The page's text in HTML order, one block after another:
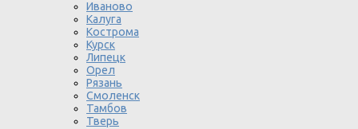
Иваново
Калуга
Кострома
Курск
Липецк
Орел
Рязань
Смоленск
Тамбов
Тверь